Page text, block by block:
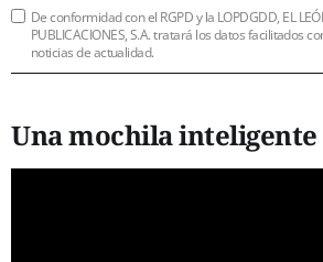
De conformidad con el RGPD y la LOPDGDD, EL
PUBLICACIONES, S.A. tratará los datos facilitados
noticias de actualidad.
Una mochila inteligente